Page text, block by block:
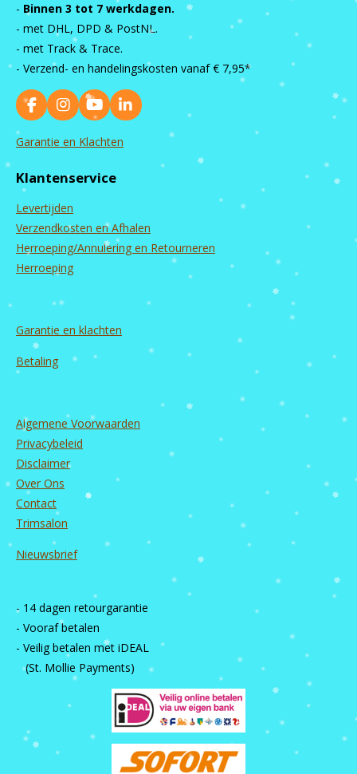
- Binnen 3 tot 7 werkdagen.
- met DHL, DPD & PostNL.
- met Track & Trace.
- Verzend- en handelingskosten vanaf € 7,95*
F
a
c
o
k
I
n
s
g
a
m
Y
o
u
b
L
i
Garantie en Klachten
Klantenservice
Levertijden
Verzendkosten en Afhalen
Herroeping/Annulering en Retourneren
Herroeping
Garantie en klachten
Betaling
Algemene Voorwaarden
Privacybeleid
Disclaimer
Over Ons
Contact
Trimsalon
Nieuwsbrief
- 14 dagen retourgarantie
- Vooraf betalen
- Veilig betalen met iDEAL
(St. Mollie Payments)